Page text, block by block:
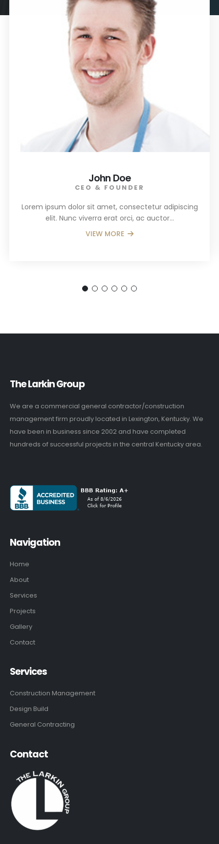
John Doe
CEO & FOUNDER
Lorem ipsum dolor sit amet, consectetur adipiscing
elit. Nunc viverra erat orci, ac auctor…
VIEW MORE
The Larkin Group
We are a commercial general contractor/construction
management firm proudly located in Lexington, Kentucky. We
have been in business since 2002 and have completed
hundreds of successful projects in the central Kentucky area.
Navigation
Home
About
Services
Projects
Gallery
Contact
Services
Construction Management
Design Build
General Contracting
Contact